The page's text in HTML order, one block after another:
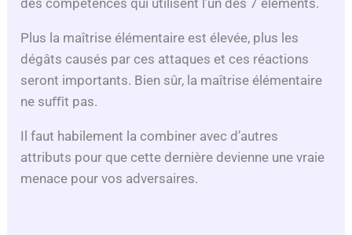
des compétences qui utilisent l’un des 7 éléments.
Plus la maîtrise élémentaire est élevée, plus les
dégâts causés par ces attaques et ces réactions
seront importants. Bien sûr, la maîtrise élémentaire
ne suﬃt pas.
Il faut habilement la combiner avec d’autres
attributs pour que cette dernière devienne une vraie
menace pour vos adversaires.